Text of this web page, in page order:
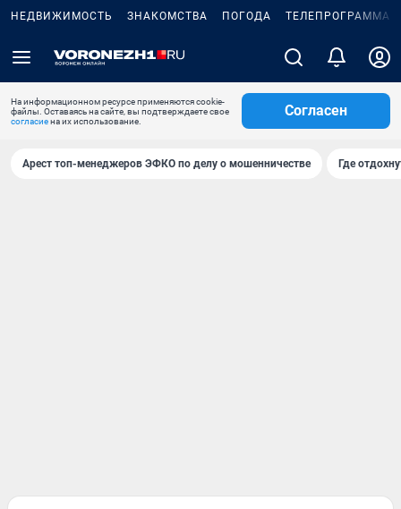
НЕДВИЖИМОСТЬ ЗНАКОМСТВА ПОГОДА ТЕЛЕПРОГРАММА
На информационном ресурсе применяются cookie-
файлы. Оставаясь на сайте, вы подтверждаете свое
согласиена их использование.
Согласен
Арест топ-менеджеров ЭФКО по делу о мошенничестве Где